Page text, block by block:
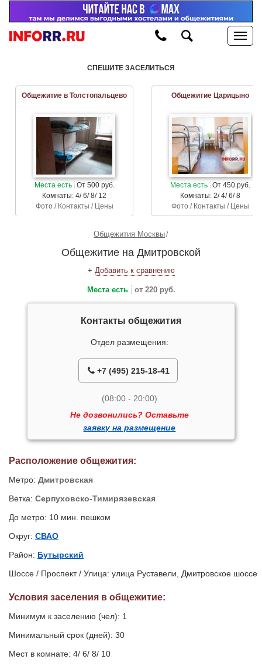
СПЕШИТЕ ЗАСЕЛИТЬСЯ
Общежитие в Толстопальцево
Места есть От 500 руб.
Комнаты: 4/ 6/ 8/ 12
Фото / Контакты / Цены
Общежитие Царицыно
Места есть От 450 руб.
Комнаты: 2/ 4/ 6/ 8
Фото / Контакты / Цены
Общежития Москвы
Общежитие на Дмитровской
+ Добавить к сравнению
Места есть от 220 руб.
Контакты общежития
Отдел размещения:
+7 (495) 215-18-41
(08:00 - 20:00)
Не дозвонились? Оставьте
заявку на размещение
Расположение общежития:
Метро: Дмитровская
Ветка: Серпуховско-Тимирязевская
До метро: 10 мин. пешком
Округ: СВАО
Район: Бутырский
Шоссе / Проспект / Улица: улица Руставели, Дмитровское шоссе
Условия заселения в общежитие:
Минимум к заселению (чел): 1
Минимальный срок (дней): 30
Мест в комнате: 4/ 6/ 8/ 10